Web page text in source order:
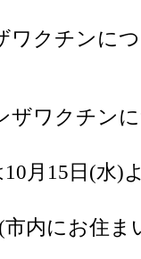
クチンに
ワクチン
月15日(水)
内にお住ま